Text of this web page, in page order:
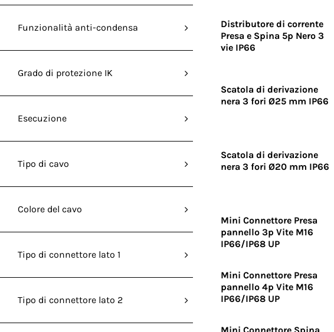
Funzionalità anti-condensa
Grado di protezione IK
Esecuzione
Tipo di cavo
Colore del cavo
Tipo di connettore lato 1
Tipo di connettore lato 2
Distributore di corrente
Presa e Spina 5p Nero 3
vie IP66
Scatola di derivazione
nera 3 fori Ø25 mm IP66
Scatola di derivazione
nera 3 fori Ø20 mm IP66
Mini Connettore Presa
pannello 3p Vite M16
IP66/IP68 UP
Mini Connettore Presa
pannello 4p Vite M16
IP66/IP68 UP